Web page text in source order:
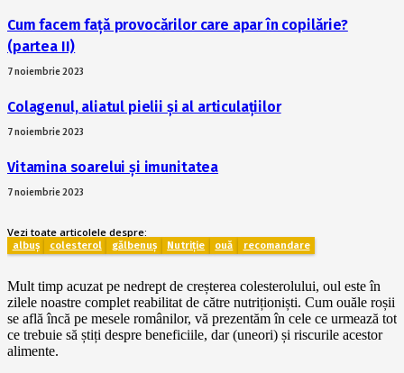
Cum facem față provocărilor care apar în copilărie?
(partea II)
7 noiembrie 2023
Colagenul, aliatul pielii și al articulațiilor
7 noiembrie 2023
Vitamina soarelui și imunitatea
7 noiembrie 2023
Vezi toate articolele despre:
albuș colesterol gălbenuș Nutriție ouă recomandare
Mult timp acuzat pe nedrept de creșterea colesterolului, oul este în
zilele noastre complet reabilitat de către nutriționiști. Cum ouăle roșii
se află încă pe mesele românilor, vă prezentăm în cele ce urmează tot
ce trebuie să știți despre beneficiile, dar (uneori) și riscurile acestor
alimente.